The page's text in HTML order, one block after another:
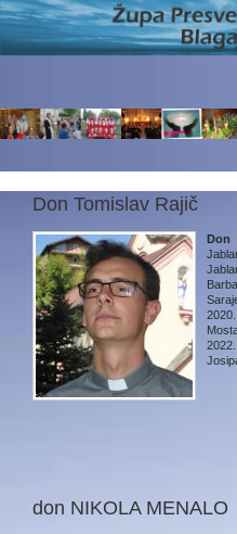
Don Tomislav Rajič
Don
don NIKOLA MENALO